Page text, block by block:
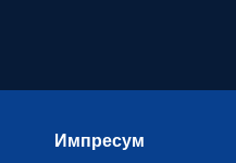
Импресум